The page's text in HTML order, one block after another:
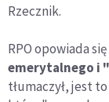
Rzecznik.
RPO opowiada
emerytalnego i
tłumaczył, jest